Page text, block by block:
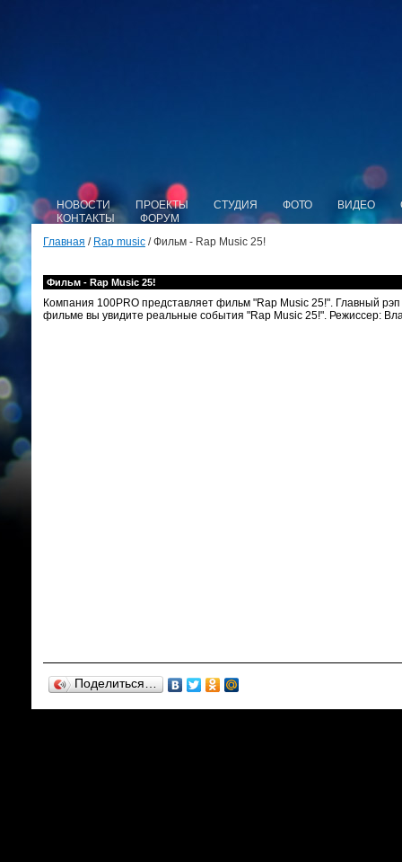
НОВОСТИ ПРОЕКТЫ СТУДИЯ ФОТО ВИДЕО
КОНТАКТЫ
ФОРУМ
Главная / Rap music / Фильм - Rap Music 25!
Фильм - Rap Music 25!
Компания 100PRO представляет фильм "Rap Music 25!". Главный
фильме вы увидите реальные события "Rap Music 25!". Режиссер:
Поделиться…